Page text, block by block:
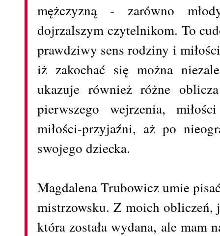
mężczyzną - zarówno
dojrzalszym czytelnikom. To
prawdziwy sens rodziny i
iż zakochać się można
ukazuje również różne
pierwszego wejrzenia,
miłości-przyjaźni, aż po
swojego dziecka.
Magdalena Trubowicz umie
mistrzowsku. Z moich obliczeń,
która została wydana, ale mam